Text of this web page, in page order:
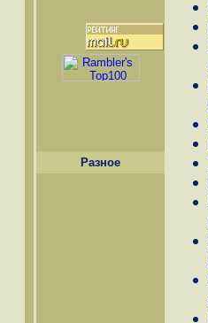
Разное